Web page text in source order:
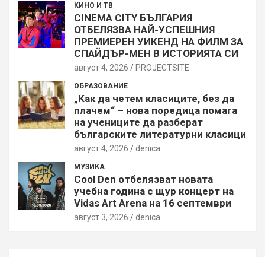
КИНО И ТВ
CINEMA CITY БЪЛГАРИЯ
ОТБЕЛЯЗВА НАЙ-УСПЕШНИЯ
ПРЕМИЕРЕН УИКЕНД НА ФИЛМ ЗА
СПАЙДЪР-МЕН В ИСТОРИЯТА СИ
август 4, 2026 PROJECTSITЕ
ОБРАЗОВАНИЕ
„Как да четем класиците, без да
плачем“ – нова поредица помага
на учениците да разберат
българските литературни класици
август 4, 2026 denica
МУЗИКА
Cool Den отбелязват новата
учебна година с щур концерт на
Vidas Art Arena на 16 септември
август 3, 2026 denica